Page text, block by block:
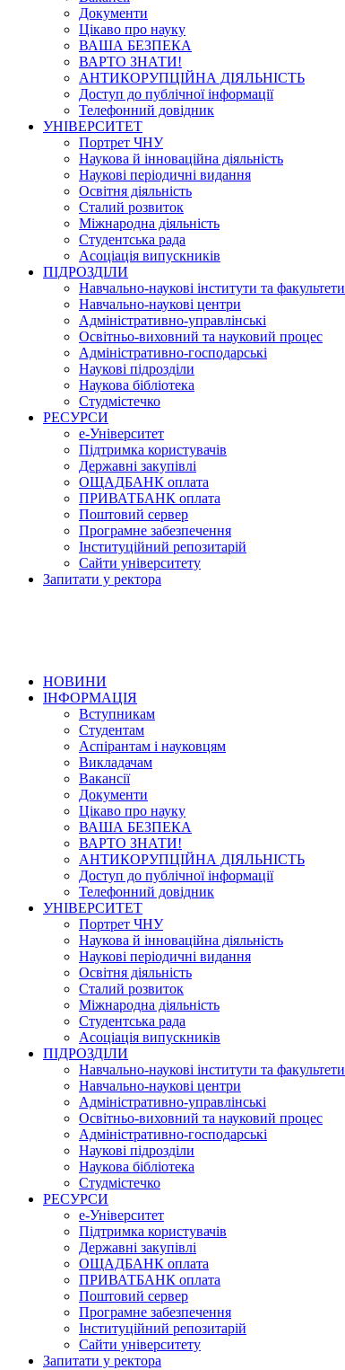
Документи
Цікаво про науку
ВАША БЕЗПЕКА
ВАРТО ЗНАТИ!
АНТИКОРУПЦІЙНА ДІЯЛЬНІСТЬ
Доступ до публічної інформації
Телефонний довідник
УНІВЕРСИТЕТ
Портрет ЧНУ
Наукова й інноваційна діяльність
Наукові періодичні видання
Освітня діяльність
Сталий розвиток
Міжнародна діяльність
Студентська рада
Асоціація випускників
ПІДРОЗДІЛИ
Навчально-наукові інститути та факультети
Навчально-наукові центри
Адміністративно-управлінські
Освітньо-виховний та науковий процес
Адміністративно-господарські
Наукові підрозділи
Наукова бібліотека
Студмістечко
РЕСУРСИ
е-Університет
Підтримка користувачів
Державні закупівлі
ОЩАДБАНК оплата
ПРИВАТБАНК оплата
Поштовий сервер
Програмне забезпечення
Інституційний репозитарій
Сайти університету
Запитати у ректора
НОВИНИ
ІНФОРМАЦІЯ
Вступникам
Студентам
Аспірантам і науковцям
Викладачам
Вакансії
Документи
Цікаво про науку
ВАША БЕЗПЕКА
ВАРТО ЗНАТИ!
АНТИКОРУПЦІЙНА ДІЯЛЬНІСТЬ
Доступ до публічної інформації
Телефонний довідник
УНІВЕРСИТЕТ
Портрет ЧНУ
Наукова й інноваційна діяльність
Наукові періодичні видання
Освітня діяльність
Сталий розвиток
Міжнародна діяльність
Студентська рада
Асоціація випускників
ПІДРОЗДІЛИ
Навчально-наукові інститути та факультети
Навчально-наукові центри
Адміністративно-управлінські
Освітньо-виховний та науковий процес
Адміністративно-господарські
Наукові підрозділи
Наукова бібліотека
Студмістечко
РЕСУРСИ
е-Університет
Підтримка користувачів
Державні закупівлі
ОЩАДБАНК оплата
ПРИВАТБАНК оплата
Поштовий сервер
Програмне забезпечення
Інституційний репозитарій
Сайти університету
Запитати у ректора